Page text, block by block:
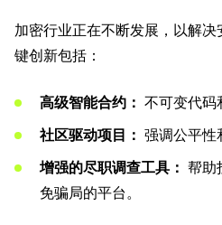
加密行业正在不断发展，以解
键创新包括：
高级智能合约： 不可变代码
社区驱动项目： 强调公平性
增强的尽职调查工具： 帮助
免骗局的平台。